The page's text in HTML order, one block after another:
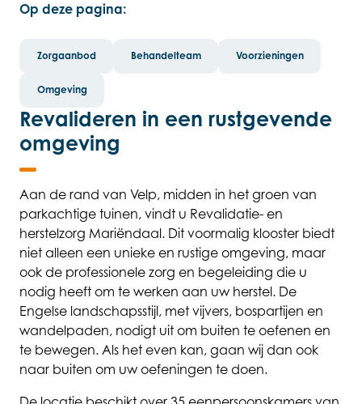
Op deze pagina:
Zorgaanbod Behandelteam Voorzieningen
Omgeving
Revalideren in een rustgevende
omgeving
Aan de rand van Velp, midden in het groen van
parkachtige tuinen, vindt u Revalidatie- en
herstelzorg Mariëndaal. Dit voormalig klooster biedt
niet alleen een unieke en rustige omgeving, maar
ook de professionele zorg en begeleiding die u
nodig heeft om te werken aan uw herstel. De
Engelse landschapsstijl, met vijvers, bospartijen en
wandelpaden, nodigt uit om buiten te oefenen en
te bewegen. Als het even kan, gaan wij dan ook
naar buiten om uw oefeningen te doen.